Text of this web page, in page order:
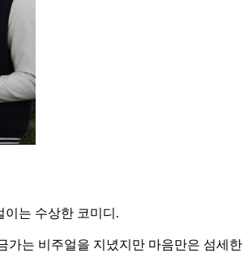
이는 수상한 코미디.
가는 비주얼을 지녔지만 마음만은 섬세